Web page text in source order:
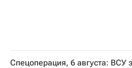
Спецоперация, 6 августа: ВСУ